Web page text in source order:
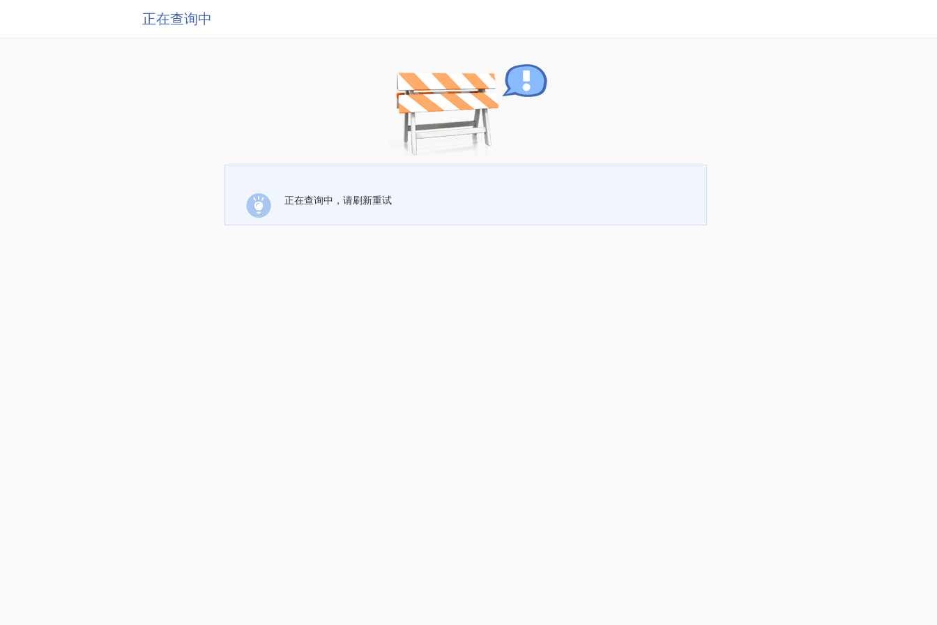
正在查询中
正在查询中，请刷新重试